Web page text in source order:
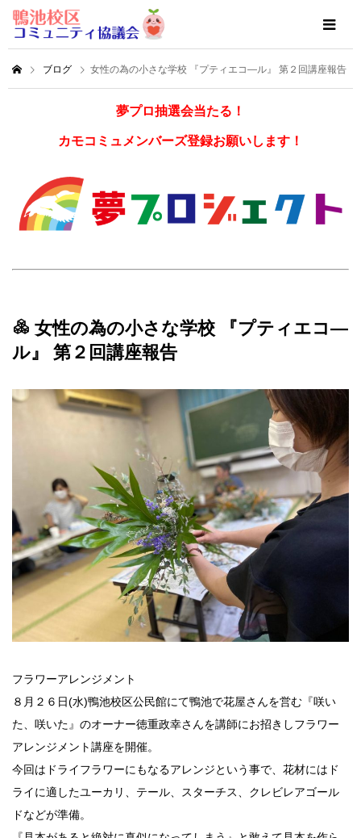
ブログ 女性の為の小さな学校 『プティエコ―ル』 第２回講座報告
夢プロ抽選会当たる！
カモコミュメンバーズ登録お願いします！
女性の為の小さな学校 『プティエコ―
ル』 第２回講座報告
フラワーアレンジメント
８月２６日(水)鴨池校区公民館にて鴨池で花屋さんを営む『咲い
た、咲いた』のオーナー徳重政幸さんを講師にお招きしフラワー
アレンジメント講座を開催。
今回はドライフラワーにもなるアレンジという事で、花材にはド
ライに適したユーカリ、テール、スターチス、クレビレアゴール
ドなどが準備。